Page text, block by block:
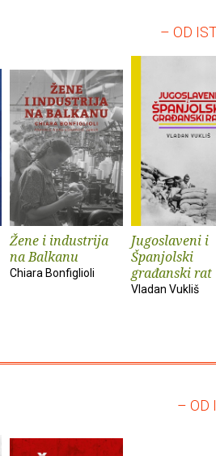
– OD
Žene i industrija
na Balkanu
Chiara Bonfiglioli
Jugoslaveni i
Španjolski
građanski rat
Vladan Vukliš
– OD